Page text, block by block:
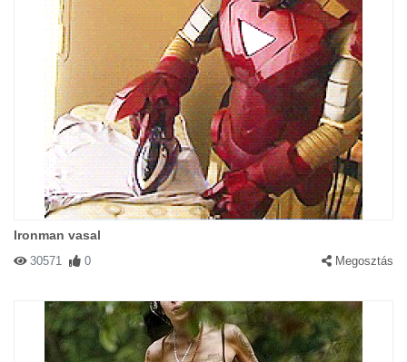
Ironman vasal
30571 0 Megosztás